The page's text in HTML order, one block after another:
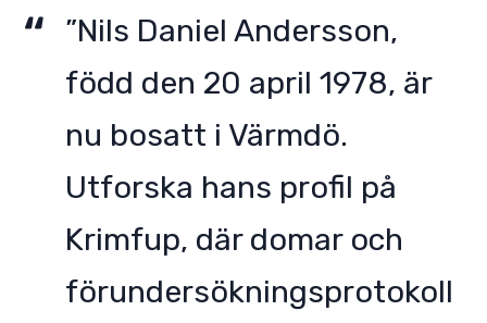
”Nils Daniel Andersson,
född den 20 april 1978, är
nu bosatt i Värmdö.
Utforska hans profil på
Krimfup, där domar och
förundersökningsprotokoll